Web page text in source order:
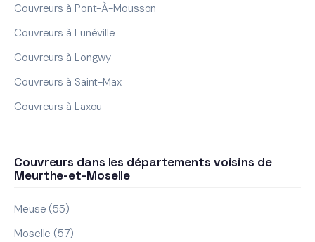
Couvreurs à Pont-À-Mousson
Couvreurs à Lunéville
Couvreurs à Longwy
Couvreurs à Saint-Max
Couvreurs à Laxou
Couvreurs dans les départements voisins de
Meurthe-et-Moselle
Meuse (55)
Moselle (57)